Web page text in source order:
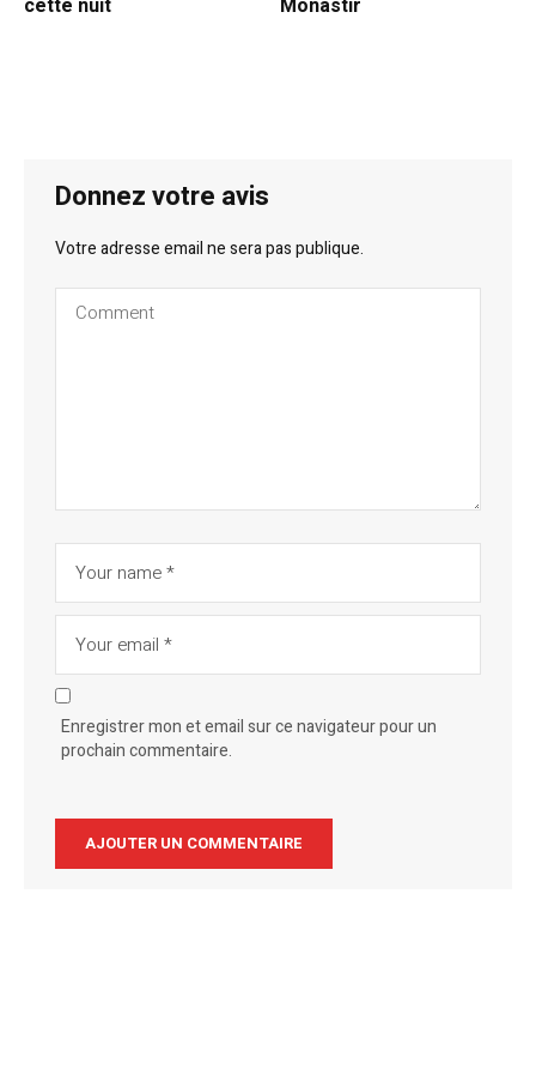
cette nuit Monastir
Donnez votre avis
Votre adresse email ne sera pas publique.
Enregistrer mon et email sur ce navigateur pour un
prochain commentaire.